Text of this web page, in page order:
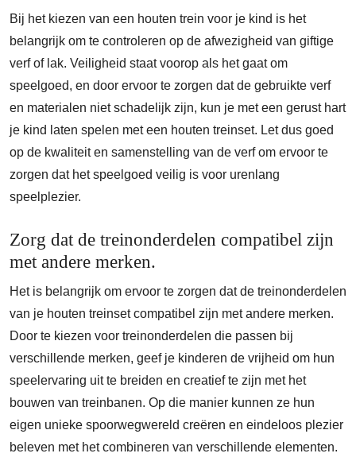
Bij het kiezen van een houten trein voor je kind is het
belangrijk om te controleren op de afwezigheid van giftige
verf of lak. Veiligheid staat voorop als het gaat om
speelgoed, en door ervoor te zorgen dat de gebruikte verf
en materialen niet schadelijk zijn, kun je met een gerust hart
je kind laten spelen met een houten treinset. Let dus goed
op de kwaliteit en samenstelling van de verf om ervoor te
zorgen dat het speelgoed veilig is voor urenlang
speelplezier.
Zorg dat de treinonderdelen compatibel zijn
met andere merken.
Het is belangrijk om ervoor te zorgen dat de treinonderdelen
van je houten treinset compatibel zijn met andere merken.
Door te kiezen voor treinonderdelen die passen bij
verschillende merken, geef je kinderen de vrijheid om hun
speelervaring uit te breiden en creatief te zijn met het
bouwen van treinbanen. Op die manier kunnen ze hun
eigen unieke spoorwegwereld creëren en eindeloos plezier
beleven met het combineren van verschillende elementen.